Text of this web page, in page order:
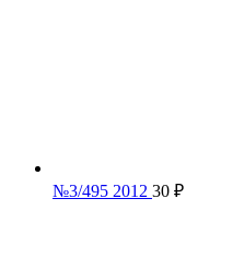
№3/495 2012 30 ₽